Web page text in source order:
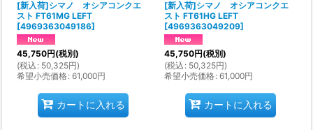
[新入荷]シマノ オシアコンクエ
スト FT61MG LEFT
[4969363049186]
45,750円(税別)
(税込 : 50,325円)
希望小売価格: 61,000円
カートに入れる
[新入荷]シマノ オシアコンクエ
スト FT61HG LEFT
[4969363049209]
45,750円(税別)
(税込 : 50,325円)
希望小売価格: 61,000円
カートに入れる